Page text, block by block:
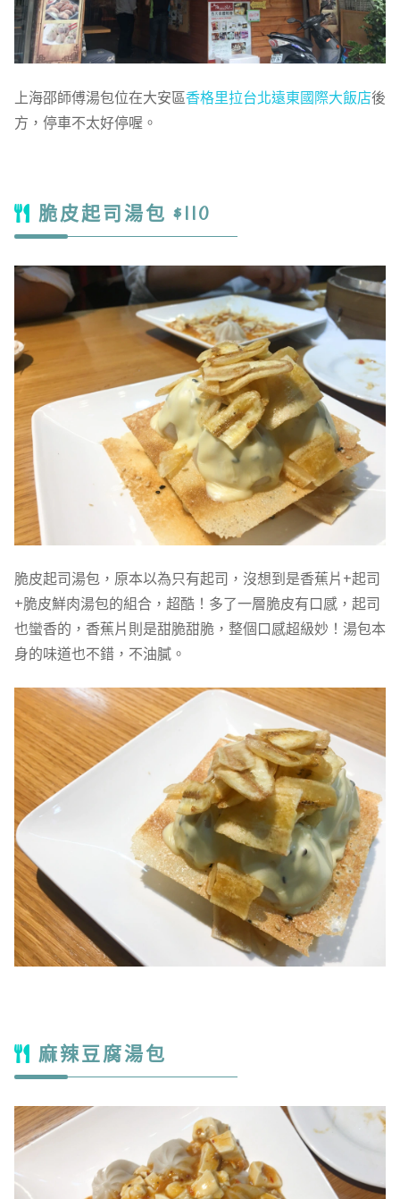
上海邵師傅湯包位在大安區香格里拉台北遠東國際大飯店後
方，停車不太好停喔。
脆皮起司湯包 $110
脆皮起司湯包，原本以為只有起司，沒想到是香蕉片+起司
+脆皮鮮肉湯包的組合，超酷！多了一層脆皮有口感，起司
也蠻香的，香蕉片則是甜脆甜脆，整個口感超級妙！湯包本
身的味道也不錯，不油膩。
麻辣豆腐湯包